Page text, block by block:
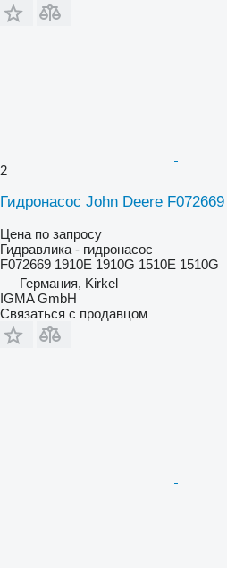
2
Гидронасос John Deere
Цена по запросу
Гидравлика - гидронасос
F072669 1910E 1910G 1510E 1510G
Германия, Kirkel
IGMA GmbH
Связаться с продавцом